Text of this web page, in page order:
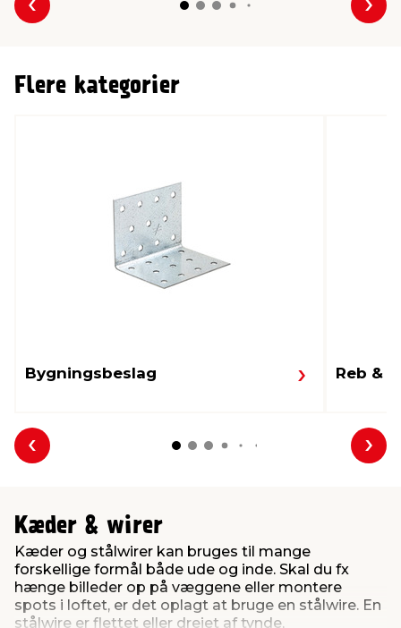
Forrige
Flere kategorier
Bygningsbeslag Reb &
Forrige
Kæder & wirer
Kæder og stålwirer kan bruges til mange
forskellige formål både ude og inde. Skal du fx
hænge billeder op på væggene eller montere
spots i loftet, er det oplagt at bruge en stålwire. En
stålwire er flettet eller drejet af tynde,